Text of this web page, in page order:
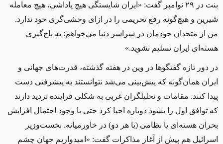
بنت در ۲۹ نوامبر گفت: «ایران شایستگی هیچ پاداشی، هیچ معامله
شیرین و هیچ‌گونه رفع تحریمی را در ازای وحشی‌گری خود ندارد.
من از متحدان خودمان در سراسر دنیا می‌خواهم: به باج‌گیری
هسته‌ای ایران تسلیم نشوید.»
در دور تازه گفتگوها در وین در هفته گذشته، قدرت‌های جهانی و
ایران همان‌گونه که پیش‌بینی می‌شد نتوانستند به پیشرفتی دست
پیدا کنند. مقامات و تحلیلگران غربی به شکلی فزاینده تردید دارند
که توافق اول را بشود دوباره احیا کرد حتی با وجود احتمال افزایش
بحران هسته‌ای یا نظامی (یا هر دو) در خاورمیانه. نخست‌وزیر
اسرائیل هم پیش از آغاز مذاکرات گفت: «امیدواریم جهان چشم